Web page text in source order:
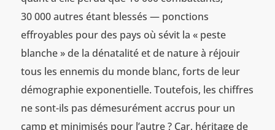
30 000 autres étant blessés — ponctions
effroyables pour des pays où sévit la « peste
blanche » de la dénatalité et de nature à réjouir
tous les ennemis du monde blanc, forts de leur
démographie exponentielle. Toutefois, les chiffres
ne sont-ils pas démesurément accrus pour un
camp et minimisés pour l’autre ? Car, héritage de